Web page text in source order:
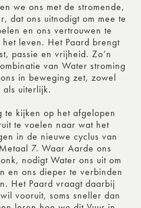
we ons met de stromende,
dat ons uitnodigt om mee te
en ons vertrouwen te
leven. Het Paard brengt
passie en vrijheid. Zo’n
van Water stroming
in beweging zet, zowel
uiterlijk.
te kijken op het afgelopen
te voelen naar wat het
in de nieuwe cyclus van
7. Waar Aarde ons
nodigt Water ons uit om
en ons dieper te verbinden
Het Paard vraagt daarbij
vooruit, soms sneller dan